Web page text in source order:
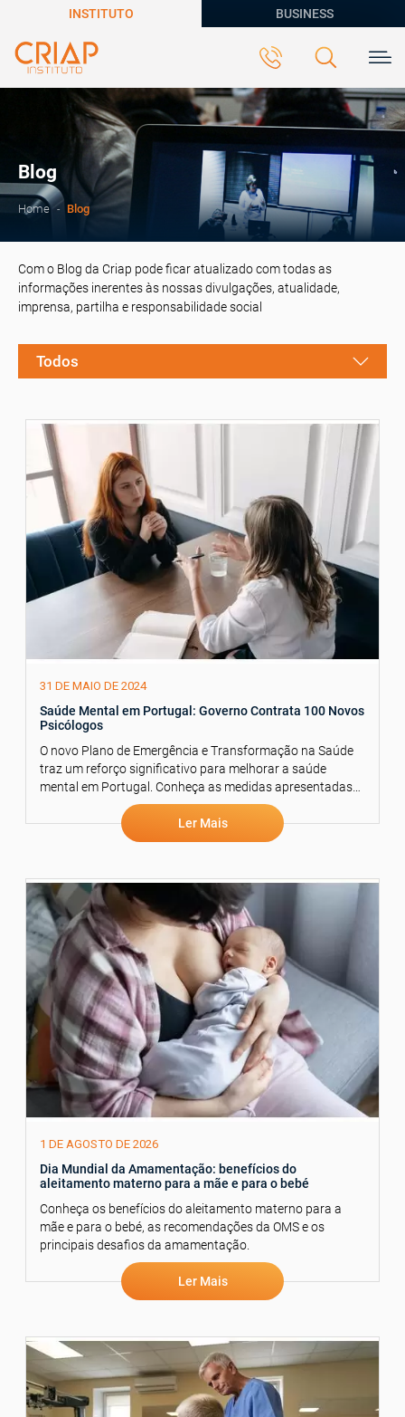
INSTITUTO BUSINESS
Blog
Home Blog
Com o Blog da Criap pode ficar atualizado com todas as
informações inerentes às nossas divulgações, atualidade,
imprensa, partilha e responsabilidade social
Todos
31 DE MAIO DE 2024
Saúde Mental em Portugal: Governo Contrata 100 Novos
Psicólogos
O novo Plano de Emergência e Transformação na Saúde
traz um reforço significativo para melhorar a saúde
mental em Portugal. Conheça as medidas apresentadas
Ler Mais
1 DE AGOSTO DE 2026
Dia Mundial da Amamentação: benefícios do
aleitamento materno para a mãe e para o bebé
Conheça os benefícios do aleitamento materno para a
mãe e para o bebé, as recomendações da OMS e os
principais desafios da amamentação.
Ler Mais